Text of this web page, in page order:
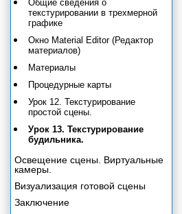
Общие сведения о
текстурировании в трехмерной
графике
Окно Material Editor (Редактор
материалов)
Материалы
Процедурные карты
Урок 12. Текстурирование
простой сцены.
Урок 13. Текстурирование
будильника.
Освещение сцены. Виртуальные
камеры.
Визуализация готовой сцены
Заключение